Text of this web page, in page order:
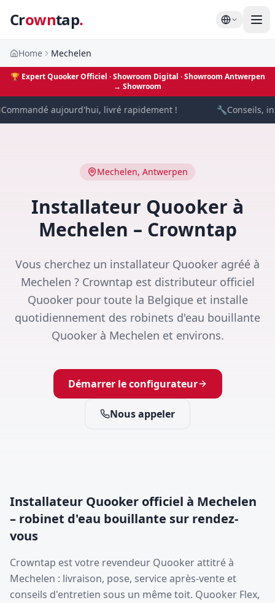
Crowntap.
Home Mechelen
🏆 Expert Quooker Officiel · Showroom Digital · Showroom Antwerpen
→ Showroom
aujourd'hui, livré rapidement ! 🔧Conseils,
Mechelen, Antwerpen
Installateur Quooker à
Mechelen – Crowntap
Vous cherchez un installateur Quooker agréé à
Mechelen ? Crowntap est distributeur officiel
Quooker pour toute la Belgique et installe
quotidiennement des robinets d'eau bouillante
Quooker à Mechelen et environs.
Démarrer le configurateur
Nous appeler
Installateur Quooker officiel à Mechelen
– robinet d'eau bouillante sur rendez-
vous
Crowntap est votre revendeur Quooker attitré à
Mechelen : livraison, pose, service après-vente et
conseils d'entretien sous un même toit. Quooker Flex,